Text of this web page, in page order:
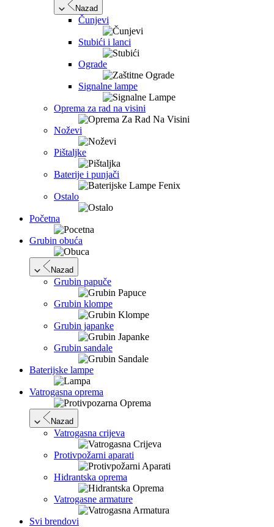
Nazad
Čunjevi
Stubići i lanci
Ograde
Signalne lampe
Oprema za rad na visini
Noževi
Pištaljke
Baterije i punjači
Ostalo
Početna
Grubin obuća
Nazad
Grubin papuče
Grubin klompe
Grubin japanke
Grubin sandale
Baterijske lampe
Vatrogasna oprema
Nazad
Vatrogasna crijeva
Protivpožarni aparati
Hidrantska oprema
Vatrogasne armature
Svi brendovi